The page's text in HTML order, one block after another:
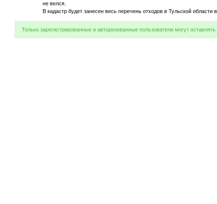
не велся.
В кадастр будет занесен весь перечень отходов в Тульской области
Только зарегистрированные и авторизованные пользователи могут